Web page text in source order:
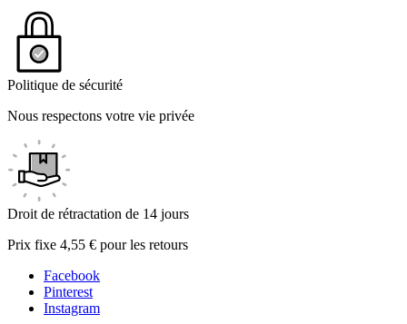
Politique de sécurité
Nous respectons votre vie privée
Droit de rétractation de 14 jours
Prix fixe 4,55 € pour les retours
Facebook
Pinterest
Instagram